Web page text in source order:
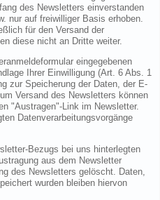
des Newsletters einverstanden
nur auf freiwilliger Basis erhoben.
für den Versand der
diese nicht an Dritte weiter.
eingegebenen
Ihrer Einwilligung (Art. 6 Abs. 1
zur Speicherung der Daten, der E-
Versand des Newsletters können
"Austragen"-Link im Newsletter.
Datenverarbeitungsvorgänge
Bezugs bei uns hinterlegten
aus dem Newsletter
des Newsletters gelöscht. Daten,
wurden bleiben hiervon